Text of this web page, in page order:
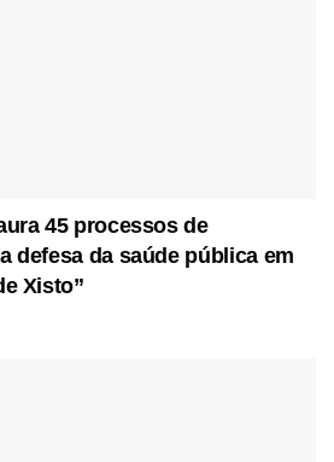
45 processos de
defesa da saúde pública em
Xisto”